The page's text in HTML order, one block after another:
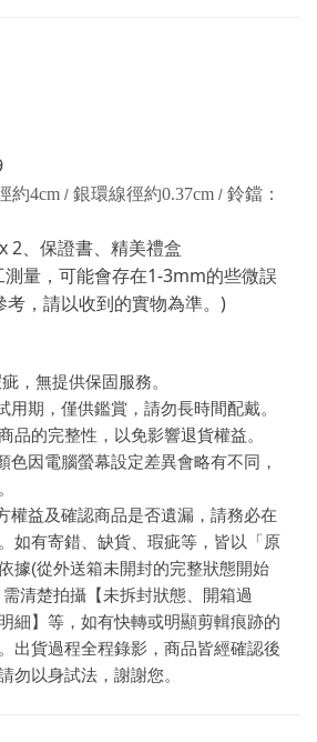
約4cm / 銀環線徑約0.37cm / 鈴鐺：
2、保證書、精美禮盒
量，可能會存在1-3mm的些微誤
考，請以收到的實物為準。)
，無提供保固服務。
用期，僅供鑑賞，請勿長時間配戴。
品的完整性，以免影響退貨權益。
色因電腦螢幕設定差異會略有不同，
權益及確認商品是否遺漏，請務必在
如有寄錯、缺貨、瑕疵等，皆以「原
據(從外送箱未開封的完整狀態開始
清楚拍攝【未拆封狀態、開箱過
細】等，如有快轉或明顯剪輯痕跡的
出貨過程全程錄影，商品皆經確認後
勿以身試法，謝謝您。